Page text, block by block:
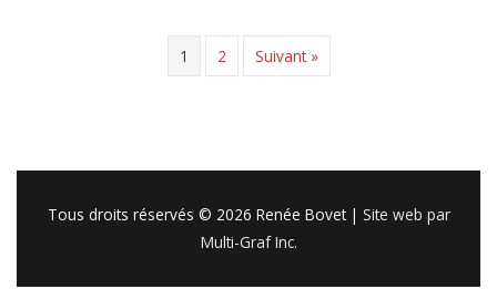
1 2 Suivant »
Tous droits réservés © 2026 Renée Bovet| Site web par
Multi-Graf Inc.